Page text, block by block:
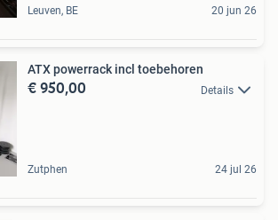
Leuven, BE 20 jun 26
ATX powerrack incl toebehoren
€ 950,00 Details
Zutphen 24 jul 26